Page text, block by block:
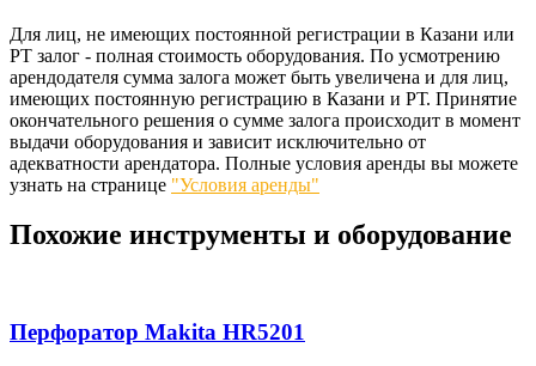
Для лиц, не имеющих постоянной регистрации в Казани или
РТ залог - полная стоимость оборудования. По усмотрению
арендодателя сумма залога может быть увеличена и для лиц,
имеющих постоянную регистрацию в Казани и РТ. Принятие
окончательного решения о сумме залога происходит в момент
выдачи оборудования и зависит исключительно от
адекватности арендатора. Полные условия аренды вы можете
узнать на странице "Условия аренды"
Похожие инструменты и оборудование
Перфоратор Makita HR5201